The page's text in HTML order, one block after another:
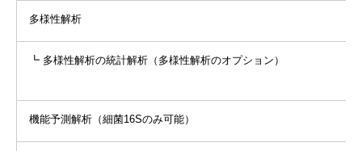
多様性解析
┗ 多様性解析の統計解析（多様性解析のオプション）
機能予測解析（細菌16Sのみ可能）